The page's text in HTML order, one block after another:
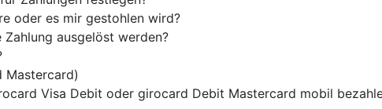
oder es mir gestohlen wird?
ausgelöst werden?
Mastercard)
Visa Debit oder girocard Debit Mastercard mobil